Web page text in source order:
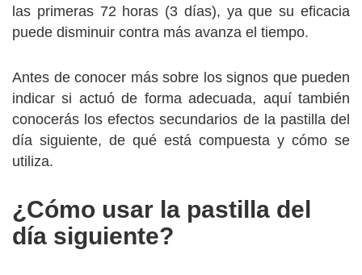
las primeras 72 horas (3 días), ya que su eficacia
puede disminuir contra más avanza el tiempo.
Antes de conocer más sobre los signos que pueden
indicar si actuó de forma adecuada, aquí también
conocerás los efectos secundarios de la pastilla del
día siguiente, de qué está compuesta y cómo se
utiliza.
¿Cómo usar la pastilla del
día siguiente?